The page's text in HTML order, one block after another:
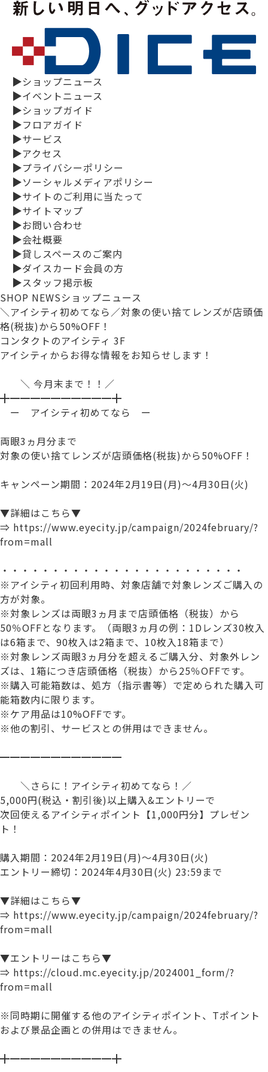
▶ショップニュース
▶イベントニュース
▶ショップガイド
▶フロアガイド
▶サービス
▶アクセス
▶プライバシーポリシー
▶ソーシャルメディアポリシー
▶サイトのご利用に当たって
▶サイトマップ
▶お問い合わせ
▶会社概要
▶貸しスペースのご案内
▶ダイスカード会員の方
▶スタッフ掲示板
SHOP NEWSショップニュース
＼アイシティ初めてなら／対象の使い捨てレンズが店頭価
格(税抜)から50%OFF！
コンタクトのアイシティ 3F
アイシティからお得な情報をお知らせします！
＼ 今月末まで！！／
╋━━━━━━━━━━╋
ー アイシティ初めてなら ー
両眼3ヵ月分まで
対象の使い捨てレンズが店頭価格(税抜)から50%OFF！
キャンペーン期間：2024年2月19日(月)～4月30日(火)
▼詳細はこちら▼
⇒ https://www.eyecity.jp/campaign/2024february/?
from=mall
・・・・・・・・・・・・・・・・・・・・・・・・
※アイシティ初回利用時、対象店舗で対象レンズご購入の
方が対象。​
※対象レンズは両眼3ヵ月まで店頭価格（税抜）から
50％OFFとなります。（両眼3ヵ月の例：1Dレンズ30枚入
は6箱まで、90枚入は2箱まで、10枚入18箱まで）​
※対象レンズ両眼3ヵ月分を超えるご購入分、対象外レン
ズは、1箱につき店頭価格（税抜）から25％OFFです。​
※購入可能箱数は、処方（指示書等）で定められた購入可
能箱数内に限ります。​
※ケア用品は10%OFFです。​
※他の割引、サービスとの併用はできません。​
━━━━━━━━━━━━
＼さらに！アイシティ初めてなら！／
5,000円(税込・割引後)以上購入&エントリーで
次回使えるアイシティポイント【1,000円分】プレゼン
ト！
購入期間：2024年2月19日(月)～4月30日(火)
エントリー締切：2024年4月30日(火) 23:59まで
▼詳細はこちら▼
⇒ https://www.eyecity.jp/campaign/2024february/?
from=mall
▼エントリーはこちら▼
⇒ https://cloud.mc.eyecity.jp/2024001_form/?
from=mall
※同時期に開催する他のアイシティポイント、Tポイント
および景品企画との併用はできません。
╋━━━━━━━━━━╋